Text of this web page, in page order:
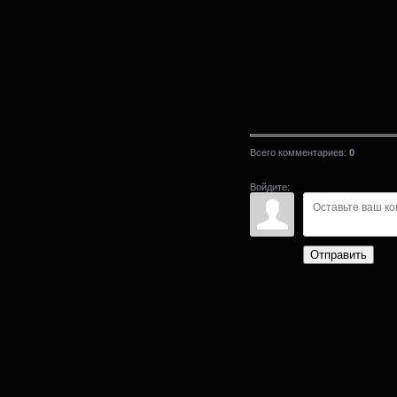
Всего комментариев: 0
Войдите:
Отправить